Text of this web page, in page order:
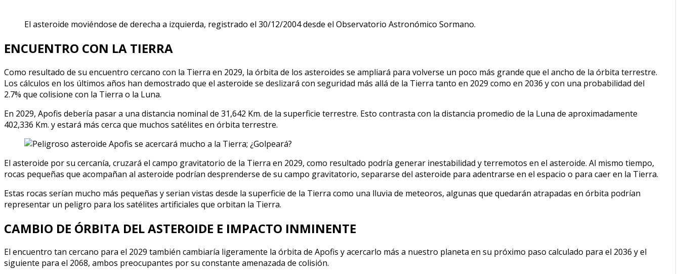
El asteroide moviéndose de derecha a izquierda, registrado el 30/12/2004 desde el Observatorio Astronómico Sormano.
ENCUENTRO CON LA TIERRA
Como resultado de su encuentro cercano con la Tierra en 2029, la órbita de los asteroides se ampliará para volverse un poco más grande que el ancho de la órbita terrestre.
Los cálculos en los últimos años han demostrado que el asteroide se deslizará con seguridad más allá de la Tierra tanto en 2029 como en 2036 y con una probabilidad del
2.7% que colisione con la Tierra o la Luna.
En 2029, Apofis debería pasar a una distancia nominal de 31,642 Km. de la superficie terrestre. Esto contrasta con la distancia promedio de la Luna de aproximadamente
402,336 Km. y estará más cerca que muchos satélites en órbita terrestre.
El asteroide por su cercanía, cruzará el campo gravitatorio de la Tierra en 2029, como resultado podría generar inestabilidad y terremotos en el asteroide. Al mismo tiempo,
rocas pequeñas que acompañan al asteroide podrían desprenderse de su campo gravitatorio, separarse del asteroide para adentrarse en el espacio o para caer en la Tierra.
Estas rocas serían mucho más pequeñas y serian vistas desde la superficie de la Tierra como una lluvia de meteoros, algunas que quedarán atrapadas en órbita podrían
representar un peligro para los satélites artificiales que orbitan la Tierra.
CAMBIO DE ÓRBITA DEL ASTEROIDE E IMPACTO INMINENTE
El encuentro tan cercano para el 2029 también cambiaría ligeramente la órbita de Apofis y acercarlo más a nuestro planeta en su próximo paso calculado para el 2036 y el
siguiente para el 2068, ambos preocupantes por su constante amenazada de colisión.